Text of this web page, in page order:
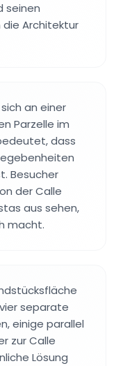
seinen
die Architektur
an einer
Parzelle im
dass
Besucher
der Calle
aus sehen,
macht.
separate
einige parallel
zur Calle
Lösung